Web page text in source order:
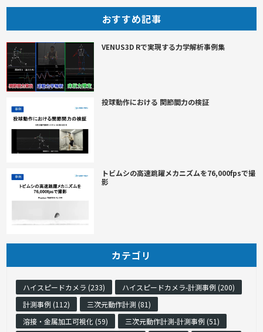
おすすめ記事
VENUS3D Rで実現する力学解析事例集
投球動作における 関節間力の検証
トビムシの高速跳躍メカニズムを76,000fpsで撮
影
カテゴリ
ハイスピードカメラ (233)
ハイスピードカメラ-計測事例 (200)
計測事例 (112)
三次元動作計測 (81)
溶接・金属加工可視化 (59)
三次元動作計測-計測事例 (51)